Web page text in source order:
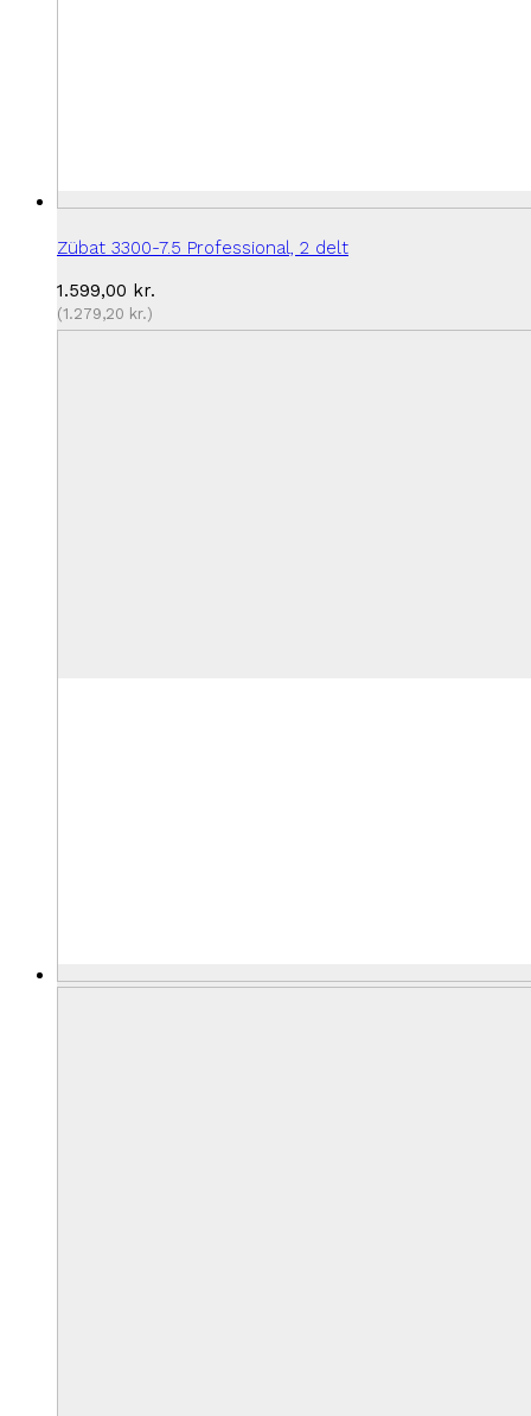
Zübat 3300-7.5 Professional, 2 delt
1.599,00 kr.
(1.279,20 kr.)